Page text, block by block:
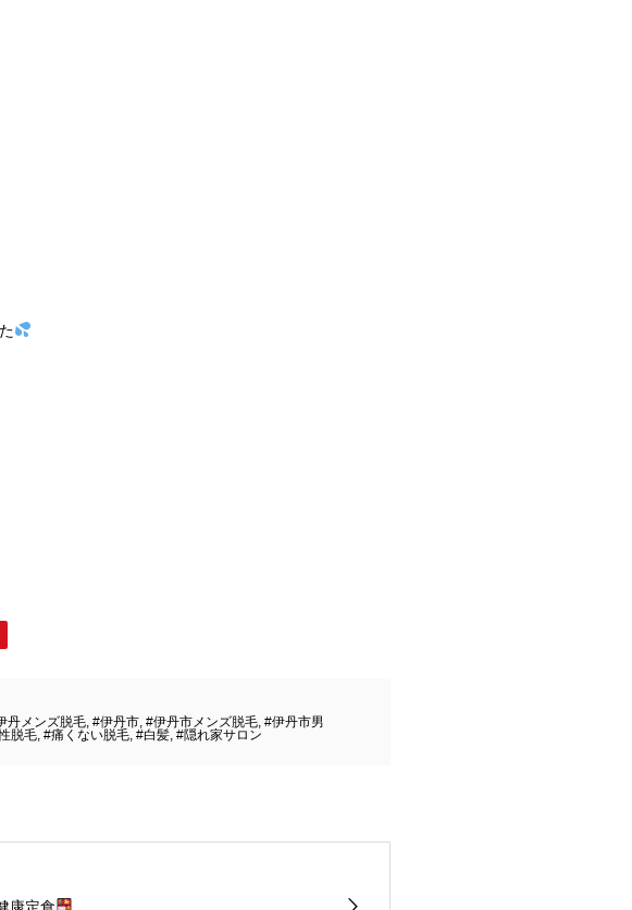
丹メンズ脱毛, #伊丹市, #伊丹市メンズ脱毛, #伊丹市男
脱毛, #痛くない脱毛, #白髪, #隠れ家サロン
康定食